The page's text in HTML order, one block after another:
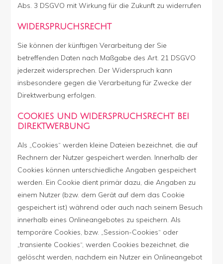
Abs. 3 DSGVO mit Wirkung für die Zukunft zu widerrufen
WIDERSPRUCHSRECHT
Sie können der künftigen Verarbeitung der Sie
betreffenden Daten nach Maßgabe des Art. 21 DSGVO
jederzeit widersprechen. Der Widerspruch kann
insbesondere gegen die Verarbeitung für Zwecke der
Direktwerbung erfolgen.
COOKIES UND WIDERSPRUCHSRECHT BEI
DIREKTWERBUNG
Als „Cookies“ werden kleine Dateien bezeichnet, die auf
Rechnern der Nutzer gespeichert werden. Innerhalb der
Cookies können unterschiedliche Angaben gespeichert
werden. Ein Cookie dient primär dazu, die Angaben zu
einem Nutzer (bzw. dem Gerät auf dem das Cookie
gespeichert ist) während oder auch nach seinem Besuch
innerhalb eines Onlineangebotes zu speichern. Als
temporäre Cookies, bzw. „Session-Cookies“ oder
„transiente Cookies“, werden Cookies bezeichnet, die
gelöscht werden, nachdem ein Nutzer ein Onlineangebot